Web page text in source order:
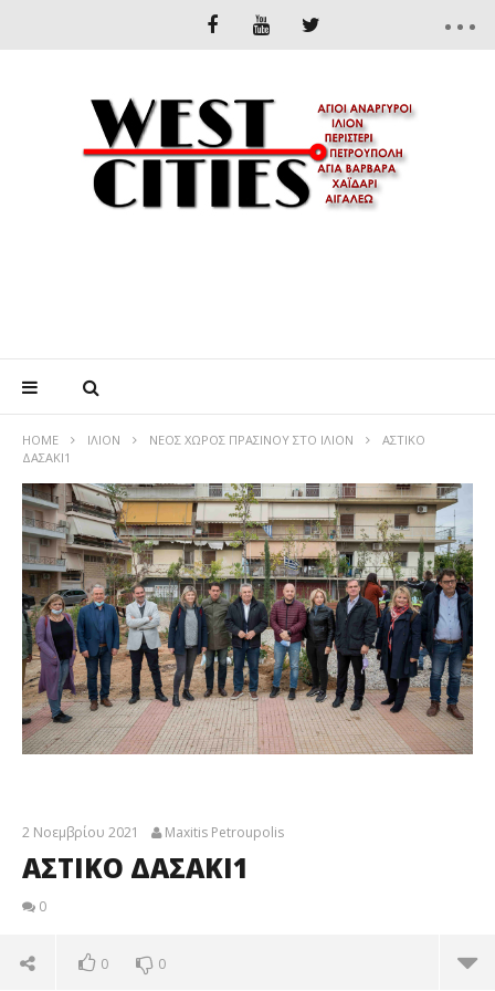
HOME ΊΛΙΟΝ ΝΕΟΣ ΧΩΡΟΣ ΠΡΑΣΙΝΟΥ ΣΤΟ ΙΛΙΟΝ
ΑΣΤΙΚΟ
ΔΑΣΑΚΙ1
2 Νοεμβρίου 2021 Maxitis Petroupolis
ΑΣΤΙΚΟ ΔΑΣΑΚΙ1
0
0 0